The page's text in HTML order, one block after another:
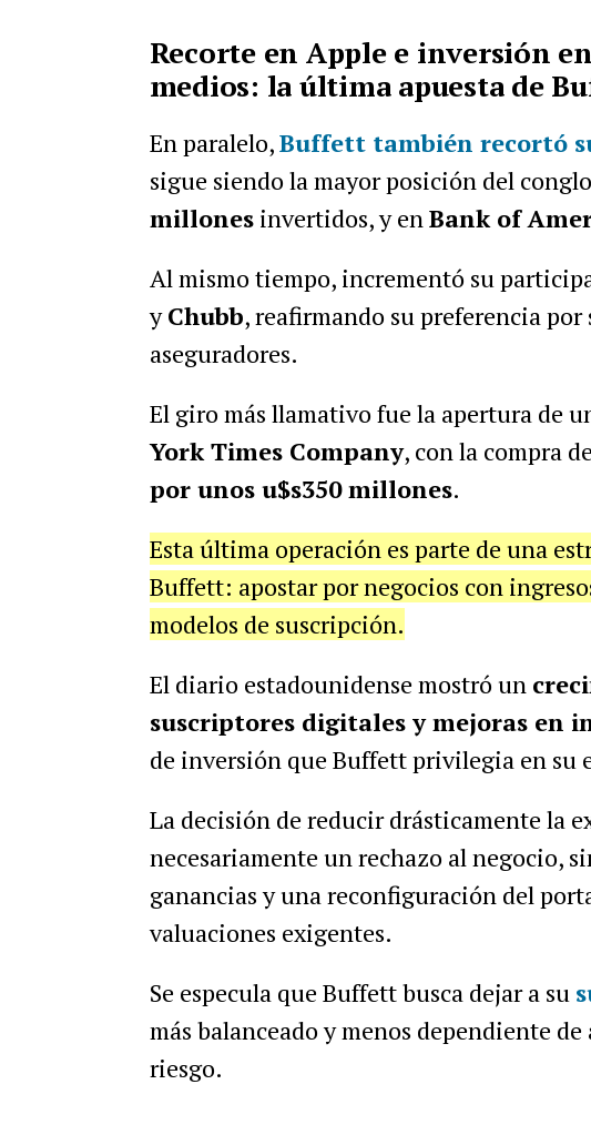
Recorte en Apple e inversión
medios: la última apuesta de
En paralelo,Buffett también recortó
sigue siendo la mayor posición del
millonesinvertidos, y enBank of
Al mismo tiempo, incrementó su
yChubb, reafirmando su preferencia por
aseguradores.
El giro más llamativo fue la apertura de
York Times Company, con la compra
por unos u$s350 millones.
Esta última operación es parte de una
Buffett: apostar por negocios con
modelos de suscripción.
El diario estadounidense mostró un
suscriptores digitales y mejoras en
de inversión que Buffett privilegia en su
La decisión de reducir drásticamente la
necesariamente un rechazo al negocio,
ganancias y una reconfiguración del
valuaciones exigentes.
Se especula que Buffett busca dejar a su
más balanceado y menos dependiente
riesgo.